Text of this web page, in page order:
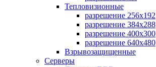
Тепловизионные
разрешение 256x192
разрешение 384х288
разрешение 400x300
разрешение 640х480
Взрывозащищенные
Серверы